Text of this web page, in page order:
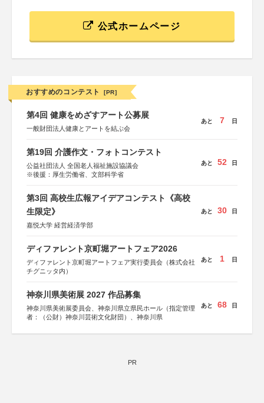
公式ホームページ
おすすめのコンテスト [PR]
第4回 健康をめざすアート公募展
一般財団法人健康とアートを結ぶ会
あと 7 日
第19回 介護作文・フォトコンテスト
公益社団法人 全国老人福祉施設協議会
※後援：厚生労働省、文部科学省
あと 52 日
第3回 高校生広報アイデアコンテスト《高校
生限定》
嘉悦大学 経営経済学部
あと 30 日
ディファレント京町堀アートフェア2026
ディファレント京町堀アートフェア実行委員会（株式会社
チグニッタ内）
あと 1 日
神奈川県美術展 2027 作品募集
神奈川県美術展委員会、神奈川県立県民ホール（指定管理
者：（公財）神奈川芸術文化財団）、神奈川県
あと 68 日
PR